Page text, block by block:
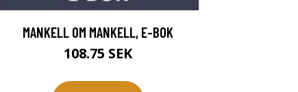
MANKELL OM MANKELL, E-BOK
108.75 SEK